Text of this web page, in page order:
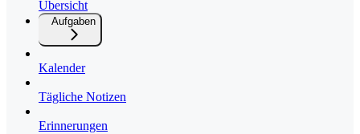
Übersicht
Aufgaben
Kalender
Tägliche Notizen
Erinnerungen